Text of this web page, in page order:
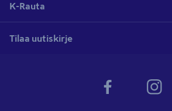
K-Rauta
Tilaa uutiskirje